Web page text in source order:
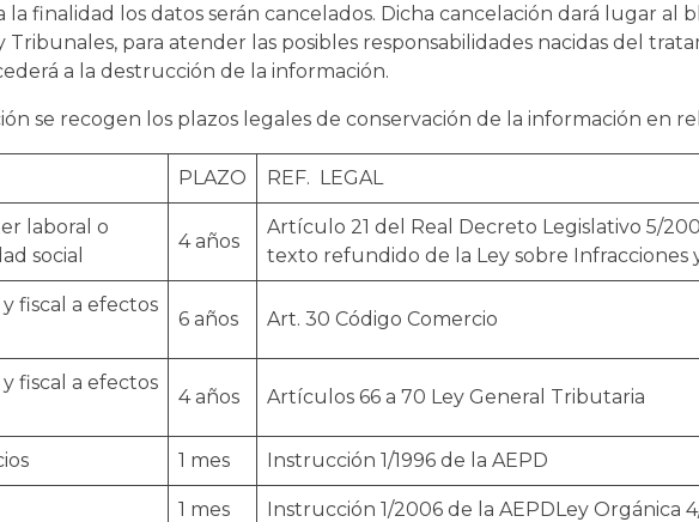
finalidad los datos serán cancelados. Dicha cancelación dará lugar al
Tribunales, para atender las posibles responsabilidades nacidas del
a la destrucción de la información.
se recogen los plazos legales de conservación de la información en
PLAZO REF. LEGAL
laboral o
social
4 años
Artículo 21 del Real Decreto Legislativo 5/
texto refundido de la Ley sobre Infracciones
fiscal a efectos
6 años Art. 30 Código Comercio
fiscal a efectos
4 años Artículos 66 a 70 Ley General Tributaria
1 mes Instrucción 1/1996 de la AEPD
1 mes Instrucción 1/2006 de la AEPDLey Orgánica